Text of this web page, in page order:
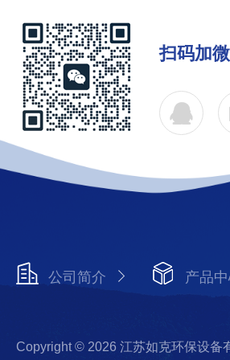
扫码加
公司简介 产品
Copyright © 2026 江苏如克环保设备